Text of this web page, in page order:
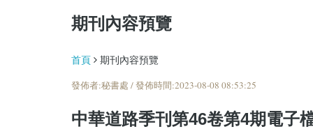
期刊內容預覽
首頁 期刊內容預覽
發佈者:秘書處 / 發佈時間:2023-08-08 08:53:25
中華道路季刊第46卷第4期電子